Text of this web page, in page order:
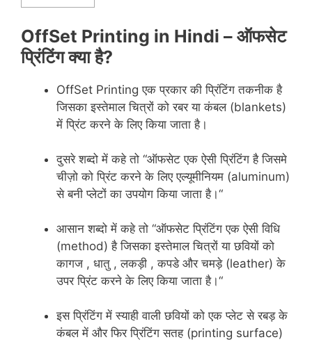
OffSet Printing in Hindi – ऑफसेट
प्रिंटिंग क्या है?
OffSet Printing एक प्रकार की प्रिंटिंग तकनीक है
जिसका इस्तेमाल चित्रों को रबर या कंबल (blankets)
में प्रिंट करने के लिए किया जाता है।
दुसरे शब्दो में कहे तो “ऑफसेट एक ऐसी प्रिंटिंग है जिसमे
चीज़ो को प्रिंट करने के लिए एल्यूमीनियम (aluminum)
से बनी प्लेटों का उपयोग किया जाता है।“
आसान शब्दो में कहे तो “ऑफसेट प्रिंटिंग एक ऐसी विधि
(method) है जिसका इस्तेमाल चित्रों या छवियों को
कागज , धातु , लकड़ी , कपडे और चमड़े (leather) के
उपर प्रिंट करने के लिए किया जाता है।“
इस प्रिंटिंग में स्याही वाली छवियों को एक प्लेट से रबड़ के
कंबल में और फिर प्रिंटिंग सतह (printing surface)